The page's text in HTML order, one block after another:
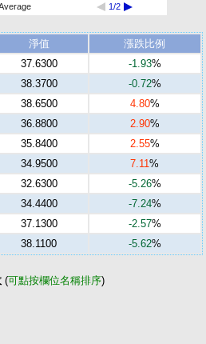
1/2
淨值
漲跌比例
37.6300 -1.93%
38.3700 -0.72%
38.6500 4.80%
36.8800 2.90%
35.8400 2.55%
34.9500 7.11%
32.6300 -5.26%
34.4400 -7.24%
37.1300 -2.57%
38.1100 -5.62%
(可點按欄位名稱排序)